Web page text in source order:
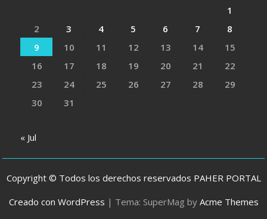
1
2
3 4 5 6 7
8
9
10 11 12 13 14
15
16
17 18 19 20 21
22
23
24 25 26 27 28
29
30
31
« Jul
Copyright © Todos los derechos reservados PAHER PORTAL
Creado con WordPress | Tema: SuperMag by Acme Themes